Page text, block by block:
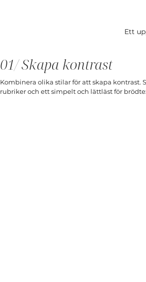
Ett
01/ Skapa kontrast
Kombinera olika stilar för att skapa
rubriker och ett simpelt och lättläst för